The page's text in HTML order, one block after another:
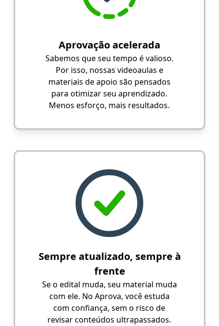
Aprovação acelerada
Sabemos que seu tempo é valioso.
Por isso, nossas videoaulas e
materiais de apoio são pensados
para otimizar seu aprendizado.
Menos esforço, mais resultados.
Sempre atualizado, sempre à
frente
Se o edital muda, seu material muda
com ele. No Aprova, você estuda
com confiança, sem o risco de
revisar conteúdos ultrapassados.